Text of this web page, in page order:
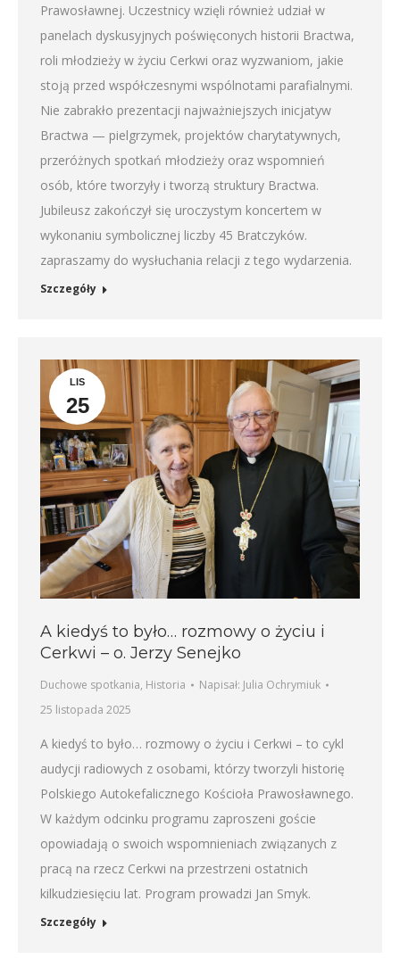
Prawosławnej. Uczestnicy wzięli również udział w
panelach dyskusyjnych poświęconych historii Bractwa,
roli młodzieży w życiu Cerkwi oraz wyzwaniom, jakie
stoją przed współczesnymi wspólnotami parafialnymi.
Nie zabrakło prezentacji najważniejszych inicjatyw
Bractwa — pielgrzymek, projektów charytatywnych,
przeróżnych spotkań młodzieży oraz wspomnień
osób, które tworzyły i tworzą struktury Bractwa.
Jubileusz zakończył się uroczystym koncertem w
wykonaniu symbolicznej liczby 45 Bratczyków.
zapraszamy do wysłuchania relacji z tego wydarzenia.
Szczegóły
LIS
25
A kiedyś to było… rozmowy o życiu i
Cerkwi – o. Jerzy Senejko
Duchowe spotkania, Historia Napisał: Julia Ochrymiuk
25 listopada 2025
A kiedyś to było… rozmowy o życiu i Cerkwi – to cykl
audycji radiowych z osobami, którzy tworzyli historię
Polskiego Autokefalicznego Kościoła Prawosławnego.
W każdym odcinku programu zaproszeni goście
opowiadają o swoich wspomnieniach związanych z
pracą na rzecz Cerkwi na przestrzeni ostatnich
kilkudziesięciu lat. Program prowadzi Jan Smyk.
Szczegóły